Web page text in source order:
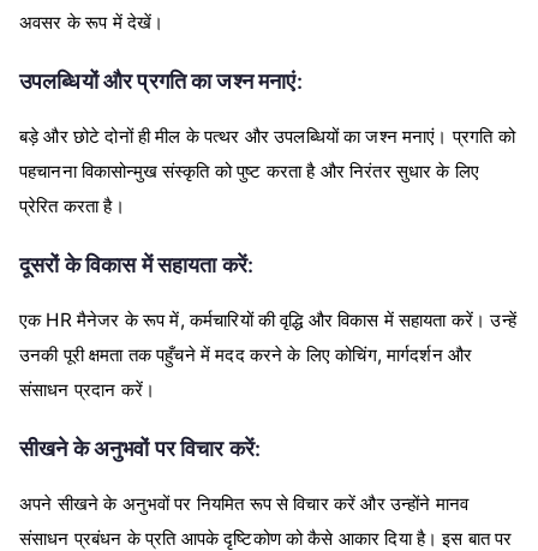
अवसर के रूप में देखें।
उपलब्धियों और प्रगति का जश्न मनाएं:
बड़े और छोटे दोनों ही मील के पत्थर और उपलब्धियों का जश्न मनाएं। प्रगति को
पहचानना विकासोन्मुख संस्कृति को पुष्ट करता है और निरंतर सुधार के लिए
प्रेरित करता है।
दूसरों के विकास में सहायता करें:
एक HR मैनेजर के रूप में, कर्मचारियों की वृद्धि और विकास में सहायता करें। उन्हें
उनकी पूरी क्षमता तक पहुँचने में मदद करने के लिए कोचिंग, मार्गदर्शन और
संसाधन प्रदान करें।
सीखने के अनुभवों पर विचार करें:
अपने सीखने के अनुभवों पर नियमित रूप से विचार करें और उन्होंने मानव
संसाधन प्रबंधन के प्रति आपके दृष्टिकोण को कैसे आकार दिया है। इस बात पर